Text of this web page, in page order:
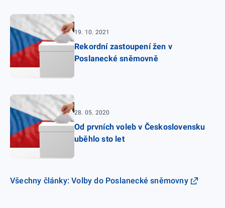
19. 10. 2021
Rekordní zastoupení žen v
Poslanecké sněmovně
28. 05. 2020
Od prvních voleb v Československu
uběhlo sto let
Všechny články: Volby do Poslanecké sněmovny